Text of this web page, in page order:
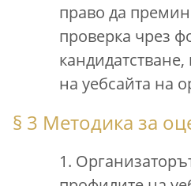
право да
проверка чрез
на уебсайта на
§ 3 Методика за
1.